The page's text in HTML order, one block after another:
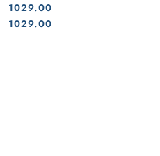
Cena:
1029.00
Cena:
1029.00